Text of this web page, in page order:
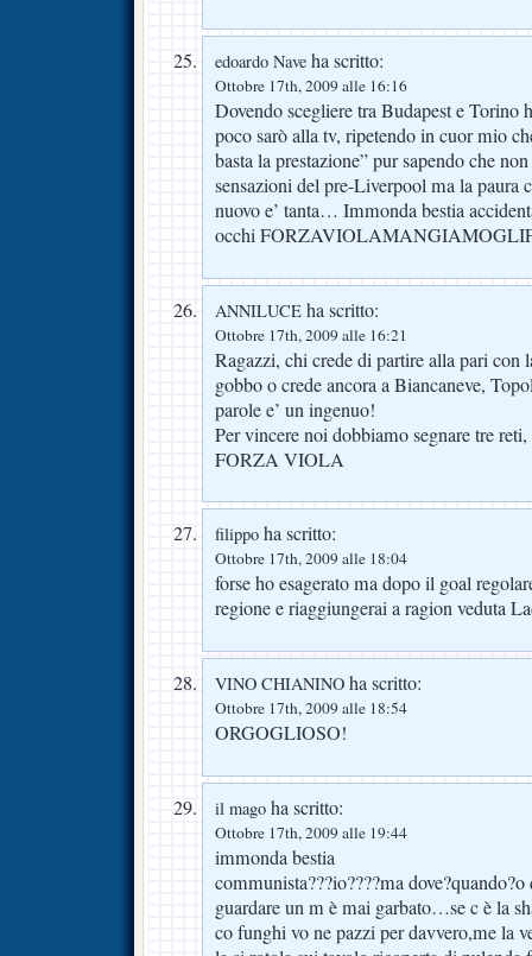
edoardo Nave ha scritto:
Ottobre 17th, 2009 alle 16:16
Dovendo scegliere tra Budapest e Torino
poco sarò alla tv, ripetendo in cuor mio
basta la prestazione” pur sapendo che
sensazioni del pre-Liverpool ma la paura
nuovo e’ tanta… Immonda bestia
occhi
ANNILUCE ha scritto:
Ottobre 17th, 2009 alle 16:21
Ragazzi, chi crede di partire alla pari con
gobbo o crede ancora a Biancaneve,
parole e’ un ingenuo!
Per vincere noi dobbiamo segnare tre
FORZA VIOLA
filippo ha scritto:
Ottobre 17th, 2009 alle 18:04
forse ho esagerato ma dopo il goal
regione e riaggiungerai a ragion veduta
VINO CHIANINO ha scritto:
Ottobre 17th, 2009 alle 18:54
ORGOGLIOSO!
il mago ha scritto:
Ottobre 17th, 2009 alle 19:44
immonda bestia
communista???io????ma
guardare un m è mai garbato…se c è la
co funghi vo ne pazzi per davvero,me la